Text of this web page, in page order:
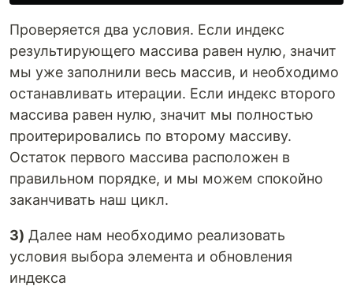
Проверяется два условия. Если индекс
результирующего массива равен нулю, значит
мы уже заполнили весь массив, и необходимо
останавливать итерации. Если индекс второго
массива равен нулю, значит мы полностью
проитерировались по второму массиву.
Остаток первого массива расположен в
правильном порядке, и мы можем спокойно
заканчивать наш цикл.
3) Далее нам необходимо реализовать
условия выбора элемента и обновления
индекса